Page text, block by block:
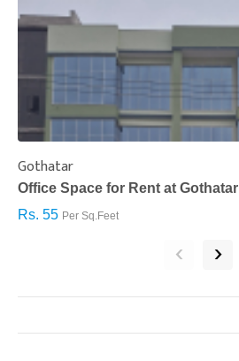
Gothatar
Office Space for Rent at Gothatar
Rs. 55 Per Sq.Feet
‹ ›